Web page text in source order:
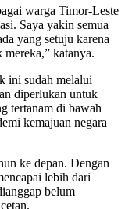
warga Timor-Leste
Saya yakin semua
yang setuju karena
katanya.
ini sudah melalui
diperlukan untuk
tertanam di bawah
kemajuan negara
ke depan. Dengan
lebih dari
belum